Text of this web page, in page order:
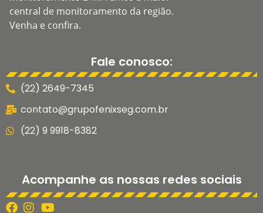
central de monitoramento da região.
Venha e confira.
Fale conosco:
(22) 2649-7345
contato@grupofenixseg.com.br
(22) 9 9918-8382
Acompanhe as nossas redes sociais